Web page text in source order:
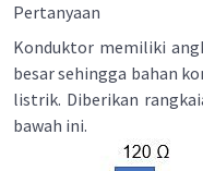
Pertanyaan
Konduktor memiliki
besar sehingga bahan
listrik. Diberikan
bawah ini.